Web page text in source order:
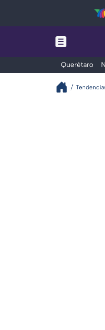
Querétaro